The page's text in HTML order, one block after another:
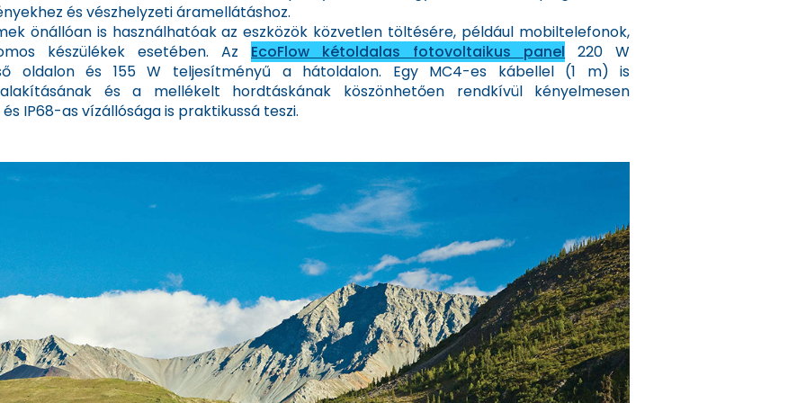
és vészhelyzeti áramellátáshoz.
önállóan is használhatóak az eszközök közvetlen töltésére, például mobiltelefonok,
készülékek esetében. Az EcoFlow kétoldalas fotovoltaikus panel 220 W
oldalon és 155 W teljesítményű a hátoldalon. Egy MC4-es kábellel (1 m) is
és a mellékelt hordtáskának köszönhetően rendkívül kényelmesen
IP68-as vízállósága is praktikussá teszi.